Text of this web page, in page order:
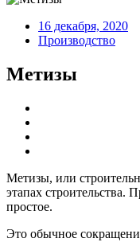
16 декабря, 2020
Производство
Метизы
Метизы, или
этапах строительства.
простое.
Это обычное